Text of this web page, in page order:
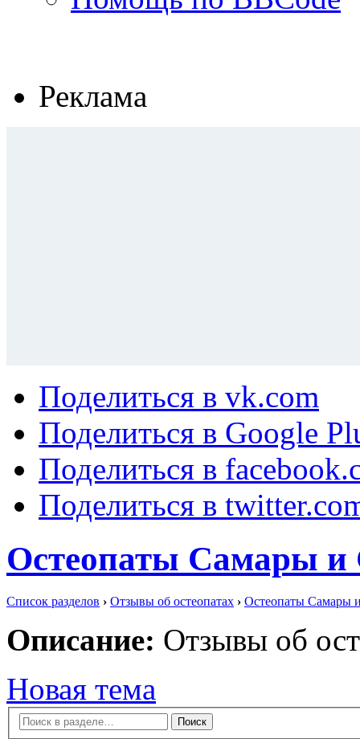
Реклама
Поделиться в vk.com
Поделиться в Google
Поделиться в
Поделиться в
Остеопаты Самары и
Список разделов › Отзывы об остеопатах › Остеопаты Самары
Описание: Отзывы об
Новая тема